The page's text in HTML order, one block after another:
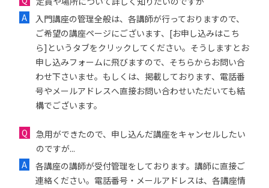
入門講座の管理全般は、各講師が行っておりますので、
ご希望の講座ページにございます、[お申し込みはこち
ら]というタブをクリックしてください。そうしますとお
申し込みフォームに飛びますので、そちらからお問い合
わせ下さいませ。もしくは、掲載しております、電話番
号やメールアドレスへ直接お問い合わせいただいても結
構でございます。
急用ができたので、申し込んだ講座をキャンセルしたい
のですが...
各講座の講師が受付管理をしております。講師に直接ご
連絡ください。電話番号・メールアドレスは、各講座情